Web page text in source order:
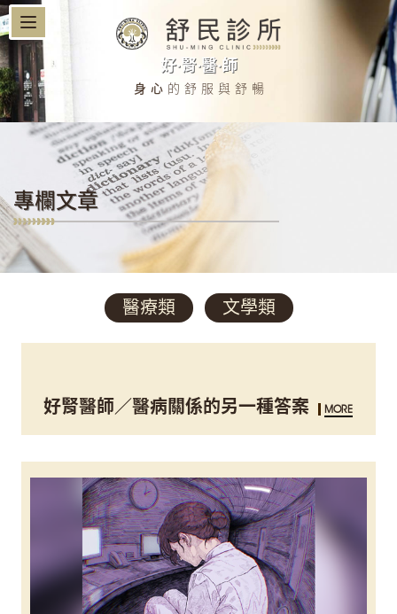
好‧腎‧醫‧師
身心 的舒服與舒暢
專欄文章
醫療類 文學類
好腎醫師／醫病關係的另一種答案 MORE